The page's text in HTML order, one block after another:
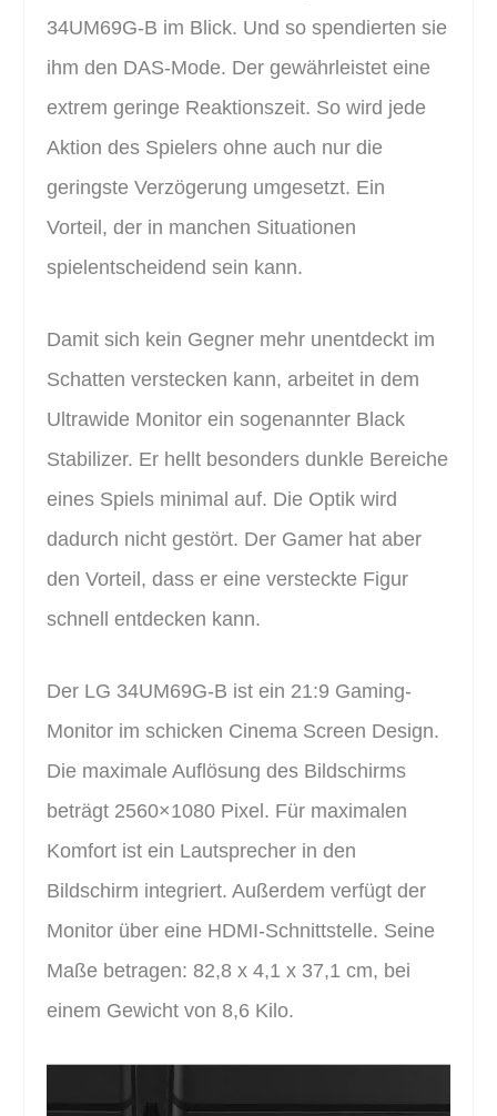
34UM69G-B im Blick. Und so spendierten sie
ihm den DAS-Mode. Der gewährleistet eine
extrem geringe Reaktionszeit. So wird jede
Aktion des Spielers ohne auch nur die
geringste Verzögerung umgesetzt. Ein
Vorteil, der in manchen Situationen
spielentscheidend sein kann.
Damit sich kein Gegner mehr unentdeckt im
Schatten verstecken kann, arbeitet in dem
Ultrawide Monitor ein sogenannter Black
Stabilizer. Er hellt besonders dunkle Bereiche
eines Spiels minimal auf. Die Optik wird
dadurch nicht gestört. Der Gamer hat aber
den Vorteil, dass er eine versteckte Figur
schnell entdecken kann.
Der LG 34UM69G-B ist ein 21:9 Gaming-
Monitor im schicken Cinema Screen Design.
Die maximale Auflösung des Bildschirms
beträgt 2560×1080 Pixel. Für maximalen
Komfort ist ein Lautsprecher in den
Bildschirm integriert. Außerdem verfügt der
Monitor über eine HDMI-Schnittstelle. Seine
Maße betragen: 82,8 x 4,1 x 37,1 cm, bei
einem Gewicht von 8,6 Kilo.